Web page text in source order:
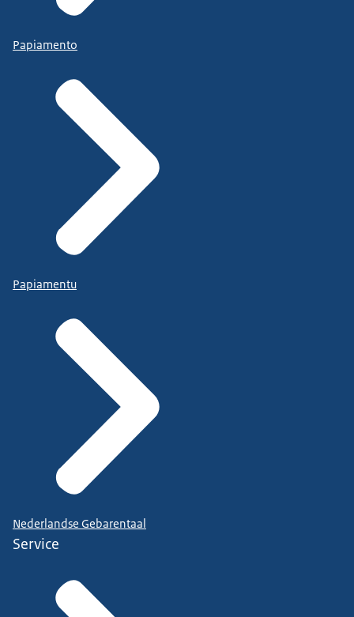
Papiamento
Papiamentu
Nederlandse Gebarentaal
Service